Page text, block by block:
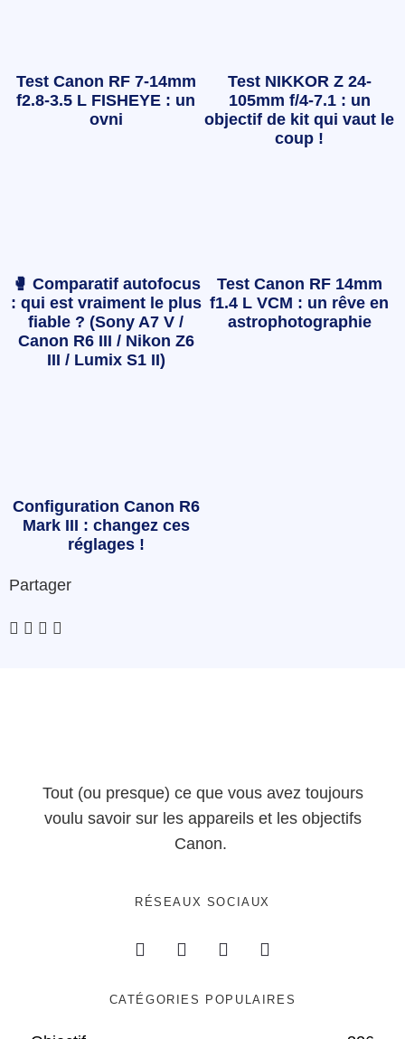
Test Canon RF 7-14mm
f2.8-3.5 L FISHEYE : un
ovni
Test NIKKOR Z 24-
105mm f/4-7.1 : un
objectif de kit qui vaut le
coup !
🥊 Comparatif autofocus
: qui est vraiment le plus
fiable ? (Sony A7 V /
Canon R6 III / Nikon Z6
III / Lumix S1 II)
Test Canon RF 14mm
f1.4 L VCM : un rêve en
astrophotographie
Configuration Canon R6
Mark III : changez ces
réglages !
Partager
Tout (ou presque) ce que vous avez toujours
voulu savoir sur les appareils et les objectifs
Canon.
RÉSEAUX SOCIAUX
CATÉGORIES POPULAIRES